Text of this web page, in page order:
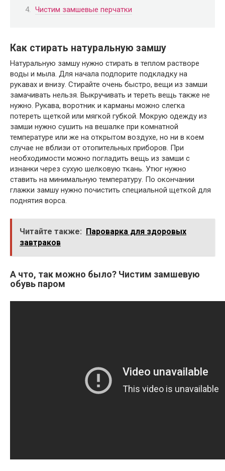
Чистим замшевые перчатки
Как стирать натуральную замшу
Натуральную замшу нужно стирать в теплом растворе
воды и мыла. Для начала подпорите подкладку на
рукавах и внизу. Стирайте очень быстро, вещи из замши
замачивать нельзя. Выкручивать и тереть вещь также не
нужно. Рукава, воротник и карманы можно слегка
потереть щеткой или мягкой губкой. Мокрую одежду из
замши нужно сушить на вешалке при комнатной
температуре или же на открытом воздухе, но ни в коем
случае не вблизи от отопительных приборов. При
необходимости можно погладить вещь из замши с
изнанки через сухую шелковую ткань. Утюг нужно
ставить на минимальную температуру. По окончании
глажки замшу нужно почистить специальной щеткой для
поднятия ворса.
Читайте также: Пароварка для здоровых
завтраков
А что, так можно было? Чистим замшевую
обувь паром